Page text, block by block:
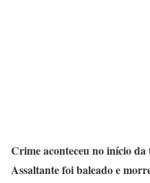
Crime aconteceu no início
Assaltante foi baleado e